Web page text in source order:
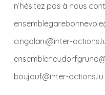
n’hésitez pas à nous
cingolani@inter-
boujouf@inter-actions.lu